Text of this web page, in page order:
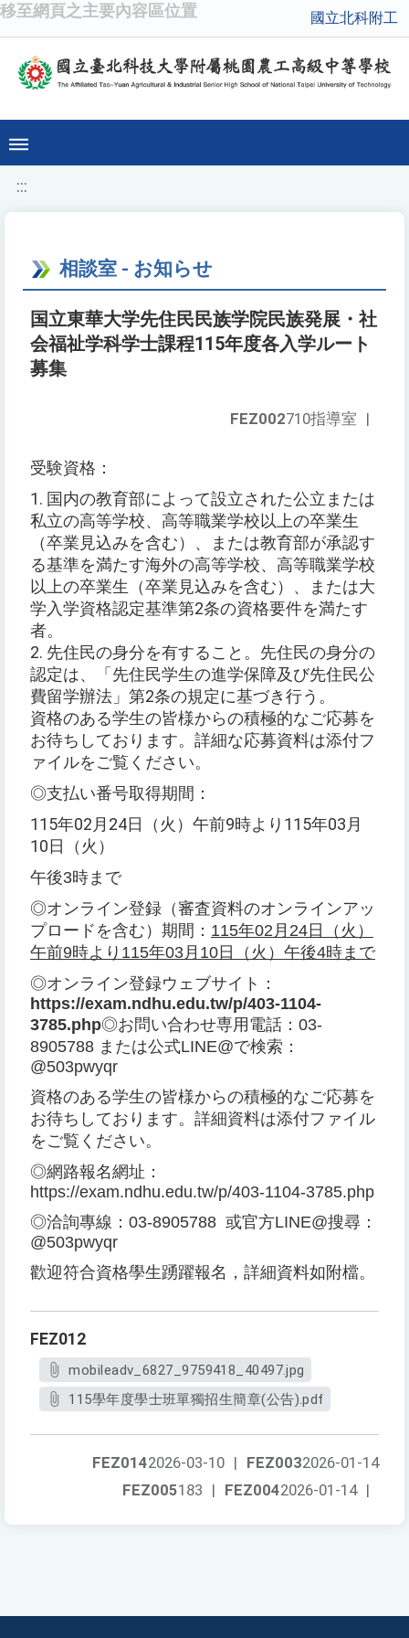
移至網頁之主要內容區位置 國立北科附工
:::
相談室 - お知らせ
国立東華大学先住民民族学院民族発展・社
会福祉学科学士課程115年度各入学ルート
募集
FEZ002710指導室 |
受験資格：
1. 国内の教育部によって設立された公立または
私立の高等学校、高等職業学校以上の卒業生
（卒業見込みを含む）、または教育部が承認す
る基準を満たす海外の高等学校、高等職業学校
以上の卒業生（卒業見込みを含む）、または大
学入学資格認定基準第2条の資格要件を満たす
者。
2. 先住民の身分を有すること。先住民の身分の
認定は、「先住民学生の進学保障及び先住民公
費留学辦法」第2条の規定に基づき行う。
資格のある学生の皆様からの積極的なご応募を
お待ちしております。詳細な応募資料は添付フ
ァイルをご覧ください。
◎支払い番号取得期間：
115年02月24日（火）午前9時より115年03月
10日（火）
午後3時まで
◎オンライン登録（審査資料のオンラインアッ
プロードを含む）期間： 115年02月24日（火）
午前9時より115年03月10日（火）午後4時まで
◎オンライン登録ウェブサイト：
https://exam.ndhu.edu.tw/p/403-1104-
3785.php◎お問い合わせ専用電話：03-
8905788 または公式LINE@で検索：
@503pwyqr
資格のある学生の皆様からの積極的なご応募を
お待ちしております。詳細資料は添付ファイル
をご覧ください。
◎網路報名網址：
https://exam.ndhu.edu.tw/p/403-1104-3785.php
◎洽詢專線：03-8905788 或官方LINE@搜尋：
@503pwyqr
歡迎符合資格學生踴躍報名，詳細資料如附檔。
FEZ012
mobileadv_6827_9759418_40497.jpg
115學年度學士班單獨招生簡章(公告).pdf
FEZ0032026-01-14
FEZ0142026-03-10 |
FEZ0042026-01-14 |
FEZ005183 |